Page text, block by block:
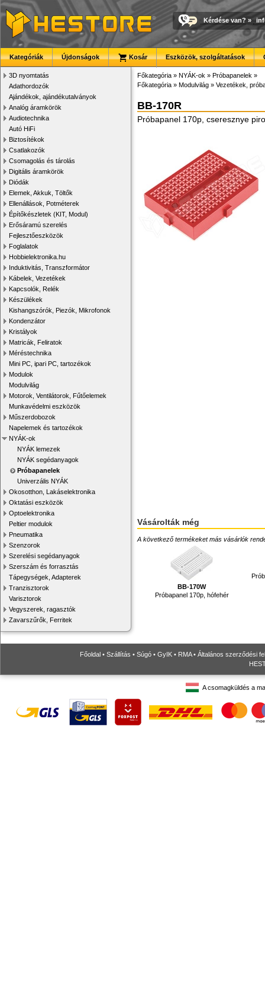
Kérdése van? »
Kategóriák Újdonságok Kosár Eszközök, szolgáltatások
3D nyomtatás
Adathordozók
Ajándékok, ajándékutalványok
Analóg áramkörök
Audiotechnika
Autó HiFi
Biztosítékok
Csatlakozók
Csomagolás és tárolás
Digitális áramkörök
Diódák
Elemek, Akkuk, Töltők
Ellenállások, Potméterek
Építőkészletek (KIT, Modul)
Erősáramú szerelés
Fejlesztőeszközök
Foglalatok
Hobbielektronika.hu
Induktivitás, Transzformátor
Kábelek, Vezetékek
Kapcsolók, Relék
Készülékek
Kishangszórók, Piezók, Mikrofonok
Kondenzátor
Kristályok
Matricák, Feliratok
Méréstechnika
Mini PC, ipari PC, tartozékok
Modulok
Modulvilág
Motorok, Ventilátorok, Fűtőelemek
Munkavédelmi eszközök
Műszerdobozok
Napelemek és tartozékok
NYÁK-ok
NYÁK lemezek
NYÁK segédanyagok
Próbapanelek
Univerzális NYÁK
Okosotthon, Lakáselektronika
Oktatási eszközök
Optoelektronika
Peltier modulok
Pneumatika
Szenzorok
Szerelési segédanyagok
Szerszám és forrasztás
Tápegységek, Adapterek
Tranzisztorok
Varisztorok
Vegyszerek, ragasztók
Zavarszűrők, Ferritek
Főkategória » NYÁK-ok » Próbapanelek »
Főkategória » Modulvilág » Vezetékek,
BB-170R
Próbapanel 170p, cseresznye
Vásárolták még
A következő termékeket más vásárlók
BB-170W
Próbapanel 170p, hófehér
Főoldal • Szállítás • Súgó • GyIK • RMA• Általános szerződési
A csomagküldés a